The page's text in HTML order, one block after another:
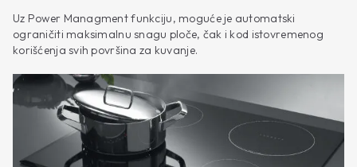
Uz Power Managment funkciju, moguće je automatski
ograničiti maksimalnu snagu ploče, čak i kod istovremenog
korišćenja svih površina za kuvanje.